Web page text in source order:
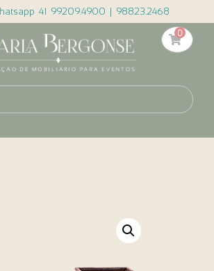
41 99209.4900 | 98823.2468
0